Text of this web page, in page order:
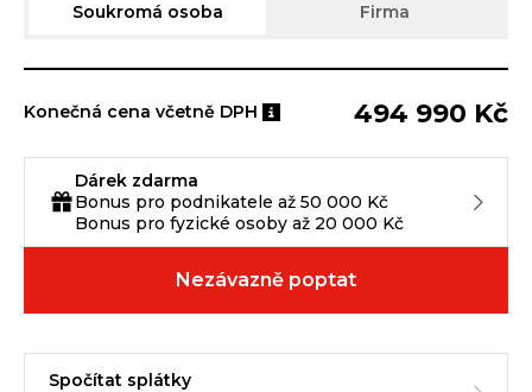
Soukromá osoba Firma
Konečná cena včetně DPH 494 990 Kč
Dárek zdarma
Bonus pro podnikatele až 50 000 Kč
Bonus pro fyzické osoby až 20 000 Kč
Nezávazně poptat
Spočítat splátky